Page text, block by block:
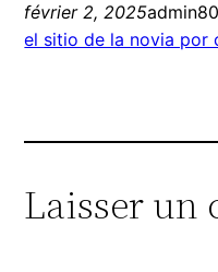
février 2, 2025
el sitio de la novia por
Laisser un